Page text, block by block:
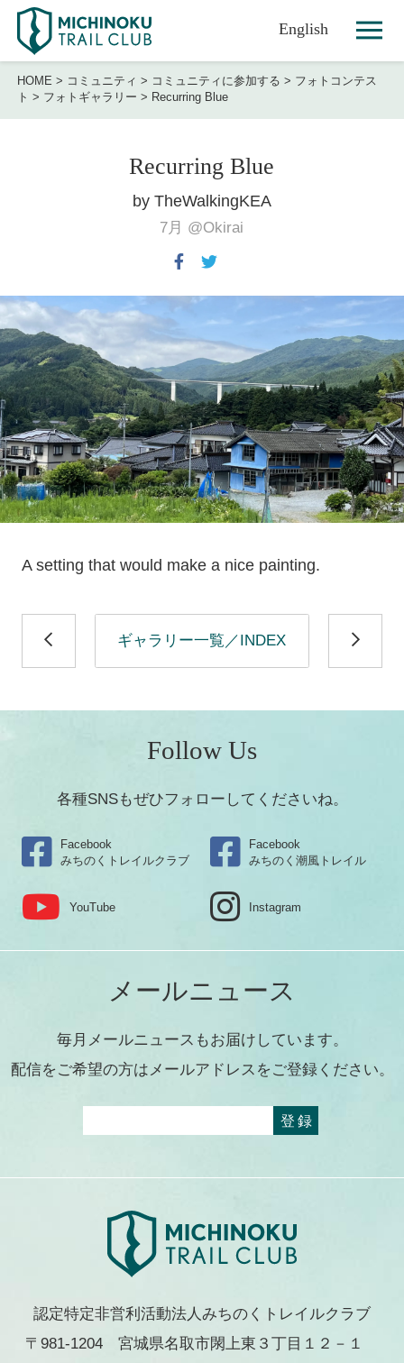
English
HOME > コミュニティ > コミュニティに参加する > フォトコンテス
ト > フォトギャラリー > Recurring Blue
Recurring Blue
by TheWalkingKEA
7月 @Okirai
A setting that would make a nice painting.
ギャラリー一覧／INDEX
Follow Us
各種SNSもぜひフォローしてくださいね。
Facebook
みちのくトレイルクラブ
Facebook
みちのく潮風トレイル
YouTube Instagram
メールニュース
毎月メールニュースもお届けしています。
配信をご希望の方はメールアドレスをご登録ください。
認定特定非営利活動法人みちのくトレイルクラブ
〒981-1204 宮城県名取市閖上東３丁目１２－１